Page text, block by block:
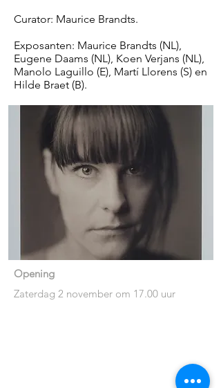
Curator: Maurice Brandts.
Exposanten: Maurice Brandts (NL),
Eugene Daams (NL), Koen Verjans (NL),
Manolo Laguillo (E), Martí Llorens (S) en
Hilde Braet (B).
Opening
Zaterdag 2 november om 17.00 uur